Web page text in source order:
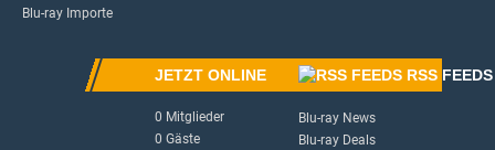
Blu-ray Importe
JETZT ONLINE
0 Mitglieder
0 Gäste
RSS FEEDS
Blu-ray News
Blu-ray Deals